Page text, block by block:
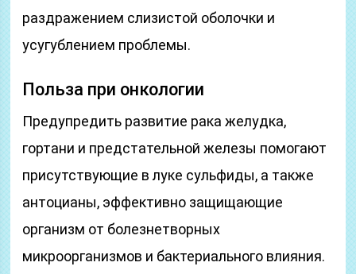
раздражением слизистой оболочки и
усугублением проблемы.
Польза при онкологии
Предупредить развитие рака желудка,
гортани и предстательной железы помогают
присутствующие в луке сульфиды, а также
антоцианы, эффективно защищающие
организм от болезнетворных
микроорганизмов и бактериального влияния.